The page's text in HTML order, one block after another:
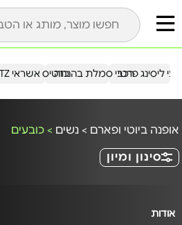
כרטיס אשראי HTZ ליסינג פרטירכבי סמלת בהנחה
אופנה ביוטי ופארם > נשים > כובעים
סינון ומיון
אודות